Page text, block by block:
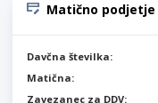
Matično podjetje
Davčna številka:
Matična:
Zavezanec za DDV: